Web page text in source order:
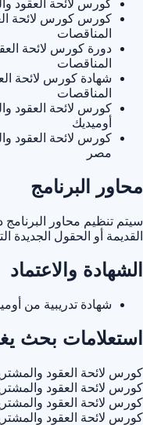
كورس لائحة العقود
كورس كورس لائحة
المناقصات
دورة كورس لائحة
المناقصات
شهادة كورس لائحة
المناقصات
كورس لائحة العقود
أوميديك
كورس لائحة العقود
مصر
محاور البرنامج
سيتم تنظيم محاور
القديمة أو الحقول الجديدة
الشهادة والاعتماد
شهادة تدريبية من
استعلامات بحث
كورس لائحة العقود
كورس لائحة العقود
كورس لائحة العقود
كورس لائحة العقود